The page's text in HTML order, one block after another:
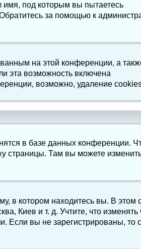
имя, под которым вы пытаетесь
за помощью к
на этой конференции, а
эта возможность включена
возможно, удаление
в базе данных конференции.
страницы. Там вы можете
в котором находитесь вы. В этом
Киев и т. д. Учтите, что изменять
Если вы не зарегистрированы, то